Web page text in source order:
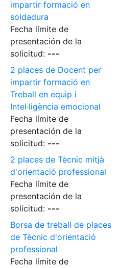
impartir formació en
soldadura
Fecha límite de
presentación de la
solicitud: ---
2 places de Docent per
impartir formació en
Treball en equip i
Intel·ligència emocional
Fecha límite de
presentación de la
solicitud: ---
2 places de Tècnic mitjà
d'orientació professional
Fecha límite de
presentación de la
solicitud: ---
Borsa de treball de places
de Tècnic d'orientació
professional
Fecha límite de